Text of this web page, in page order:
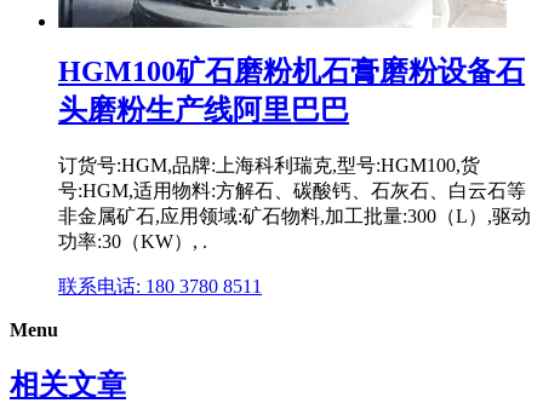
HGM100矿石磨粉机石膏磨粉设备石
头磨粉生产线阿里巴巴
订货号:HGM,品牌:上海科利瑞克,型号:HGM100,货
号:HGM,适用物料:方解石、碳酸钙、石灰石、白云石等
非金属矿石,应用领域:矿石物料,加工批量:300（L）,驱动
功率:30（KW）, .
联系电话: 180 3780 8511
Menu
相关文章